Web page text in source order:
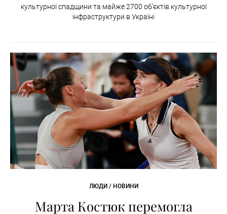
культурної спадщини та майже 2700 об’єктів культурної
інфраструктури в Україні
ЛЮДИ / НОВИНИ
Марта Костюк перемогла